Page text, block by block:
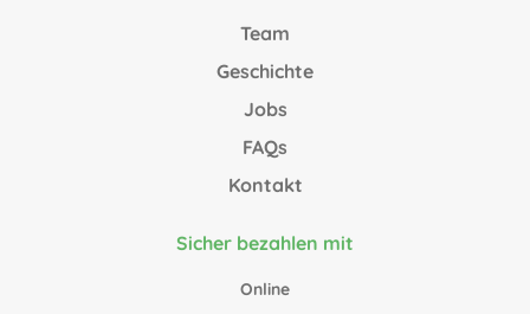
Team
Geschichte
Jobs
FAQs
Kontakt
Sicher bezahlen mit
Online